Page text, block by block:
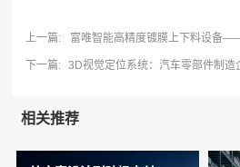
上一篇: 富唯智能高精度镀膜上下料设备
下一篇: 3D视觉定位系统：汽车零部件制造
相关推荐